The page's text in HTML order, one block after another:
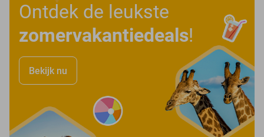
Ontdek de leukste
zomervakantiedeals!
Bekijk nu